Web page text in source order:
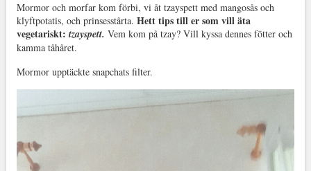
Mormor och morfar kom förbi, vi åt tzayspett med mangosås och
klyftpotatis, och prinsesstårta. Hett tips till er som vill äta
vegetariskt: tzayspett. Vem kom på tzay? Vill kyssa dennes fötter och
kamma tåhåret.
Mormor upptäckte snapchats filter.